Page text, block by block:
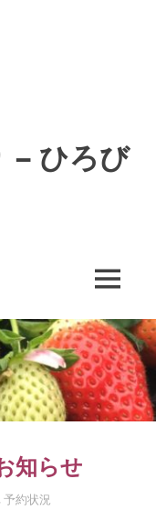
– ひろび
MENU
知らせ
予約状況